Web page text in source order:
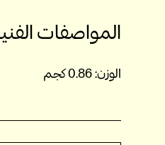
المواصفات
الوزن:0.86 كجم